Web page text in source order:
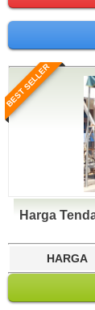
BEST SELLER
Harga
HARGA